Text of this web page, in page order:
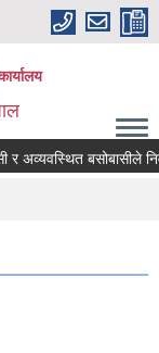
अव्यवस्थित बसोबासीले